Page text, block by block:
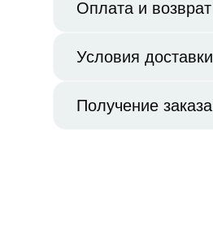
Оплата и возврат
Условия доставки
Получение заказа